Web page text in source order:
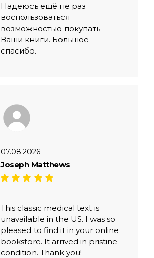
Надеюсь ещё не раз
воспользоваться
возможностью покупать
Ваши книги. Большое
спасибо.
07.08.2026
Joseph Matthews
This classic medical text is
unavailable in the US. I was so
pleased to find it in your online
bookstore. It arrived in pristine
condition. Thank you!